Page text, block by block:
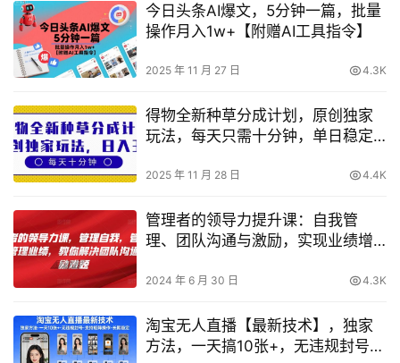
今日头条AI爆文，5分钟一篇，批量
操作月入1w+【附赠AI工具指令】
2025 年 11 月 27 日 4.3K
得物全新种草分成计划，原创独家
玩法，每天只需十分钟，单日稳定
2025 年 11 月 28 日 4.4K
管理者的领导力提升课：自我管
理、团队沟通与激励，实现业绩增
2024 年 6 月 30 日 4.3K
淘宝无人直播【最新技术】，独家
方法，一天搞10张+，无违规封号，